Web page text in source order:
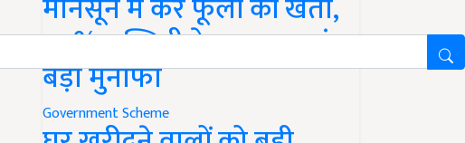
50% सब्सिडी के साथ कमाएं
बड़ा मुनाफा
Government Scheme